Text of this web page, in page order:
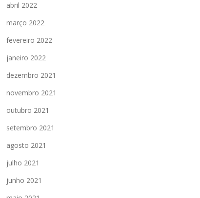
abril 2022
março 2022
fevereiro 2022
janeiro 2022
dezembro 2021
novembro 2021
outubro 2021
setembro 2021
agosto 2021
julho 2021
junho 2021